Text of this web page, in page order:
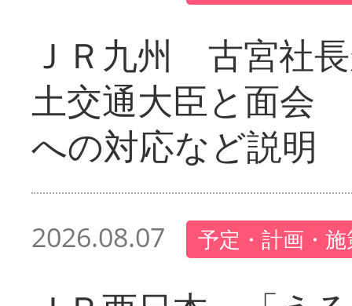
ＪＲ九州 古宮社
土交通大臣と面会
への対応など説明
2026.08.07 予定・計画・